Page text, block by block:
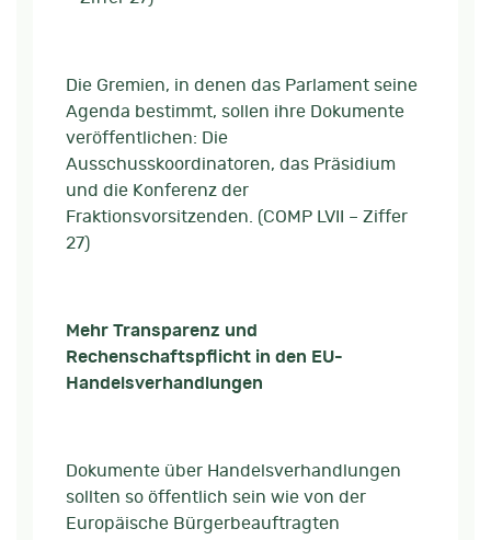
Die Gremien, in denen das Parlament seine
Agenda bestimmt, sollen ihre Dokumente
veröffentlichen: Die
Ausschusskoordinatoren, das Präsidium
und die Konferenz der
Fraktionsvorsitzenden. (COMP LVII – Ziffer
27)
Mehr Transparenz und
Rechenschaftspflicht in den EU-
Handelsverhandlungen
Dokumente über Handelsverhandlungen
sollten so öffentlich sein wie von der
Europäische Bürgerbeauftragten